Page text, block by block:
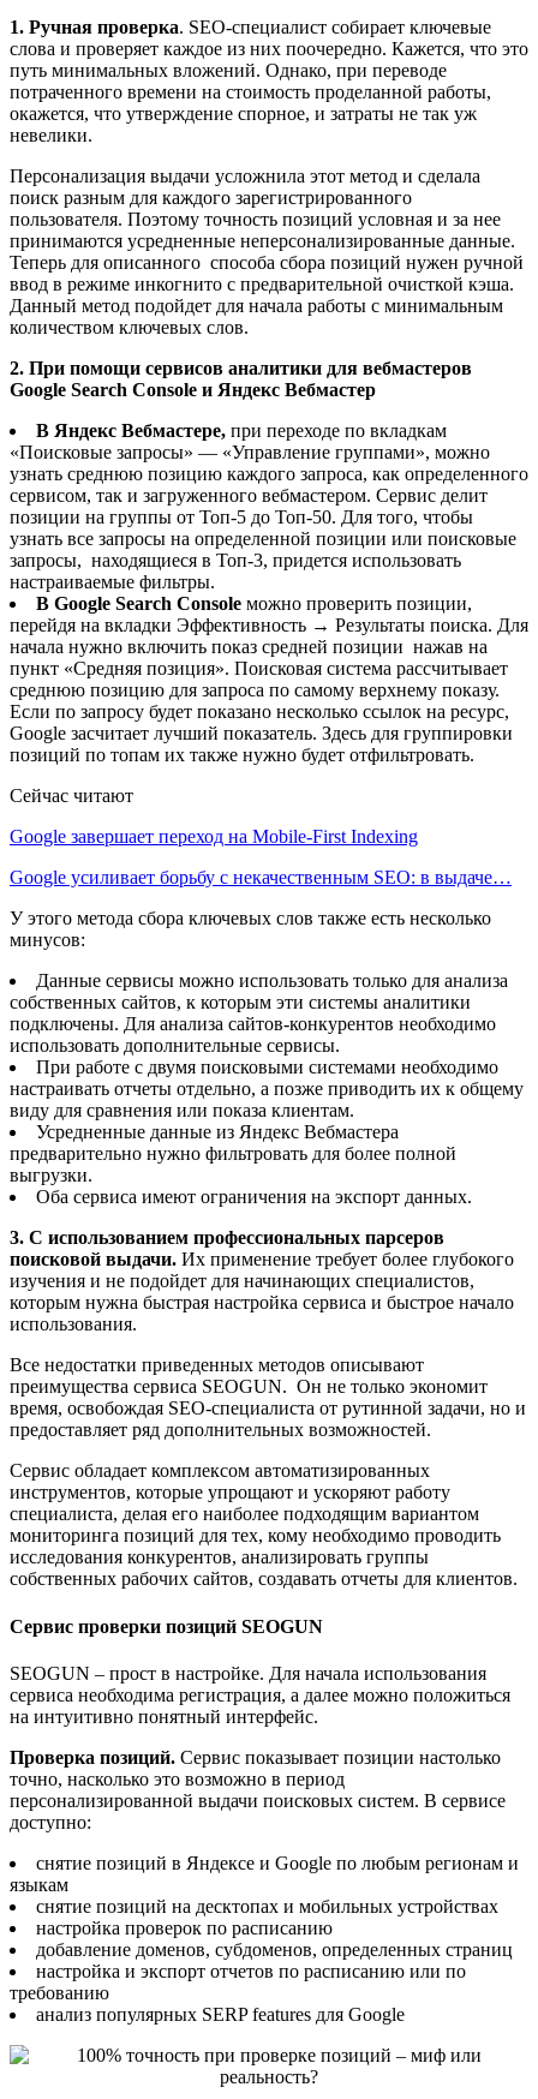
1. Ручная проверка. SEO-специалист собирает ключевые
слова и проверяет каждое из них поочередно. Кажется, что это
путь минимальных вложений. Однако, при переводе
потраченного времени на стоимость проделанной работы,
окажется, что утверждение спорное, и затраты не так уж
невелики.
Персонализация выдачи усложнила этот метод и сделала
поиск разным для каждого зарегистрированного
пользователя. Поэтому точность позиций условная и за нее
принимаются усредненные неперсонализированные данные.
Теперь для описанного способа сбора позиций нужен ручной
ввод в режиме инкогнито с предварительной очисткой кэша.
Данный метод подойдет для начала работы с минимальным
количеством ключевых слов.
2. При помощи сервисов аналитики для вебмастеров
Google Search Console и Яндекс Вебмастер
В Яндекс Вебмастере, при переходе по вкладкам
«Поисковые запросы» — «Управление группами», можно
узнать среднюю позицию каждого запроса, как определенного
сервисом, так и загруженного вебмастером. Сервис делит
позиции на группы от Топ-5 до Топ-50. Для того, чтобы
узнать все запросы на определенной позиции или поисковые
запросы, находящиеся в Топ-3, придется использовать
настраиваемые фильтры.
В Google Search Console можно проверить позиции,
перейдя на вкладки Эффективность → Результаты поиска. Для
начала нужно включить показ средней позиции нажав на
пункт «Средняя позиция». Поисковая система рассчитывает
среднюю позицию для запроса по самому верхнему показу.
Если по запросу будет показано несколько ссылок на ресурс,
Google засчитает лучший показатель. Здесь для группировки
позиций по топам их также нужно будет отфильтровать.
Сейчас читают
Google завершает переход на Mobile-First Indexing
Google усиливает борьбу с некачественным SEO: в выдаче…
У этого метода сбора ключевых слов также есть несколько
минусов:
Данные сервисы можно использовать только для анализа
собственных сайтов, к которым эти системы аналитики
подключены. Для анализа сайтов-конкурентов необходимо
использовать дополнительные сервисы.
При работе с двумя поисковыми системами необходимо
настраивать отчеты отдельно, а позже приводить их к общему
виду для сравнения или показа клиентам.
Усредненные данные из Яндекс Вебмастера
предварительно нужно фильтровать для более полной
выгрузки.
Оба сервиса имеют ограничения на экспорт данных.
3. С использованием профессиональных парсеров
поисковой выдачи. Их применение требует более глубокого
изучения и не подойдет для начинающих специалистов,
которым нужна быстрая настройка сервиса и быстрое начало
использования.
Все недостатки приведенных методов описывают
преимущества сервиса SEOGUN. Он не только экономит
время, освобождая SEO-специалиста от рутинной задачи, но и
предоставляет ряд дополнительных возможностей.
Сервис обладает комплексом автоматизированных
инструментов, которые упрощают и ускоряют работу
специалиста, делая его наиболее подходящим вариантом
мониторинга позиций для тех, кому необходимо проводить
исследования конкурентов, анализировать группы
собственных рабочих сайтов, создавать отчеты для клиентов.
Сервис проверки позиций SEOGUN
SEOGUN – прост в настройке. Для начала использования
сервиса необходима регистрация, а далее можно положиться
на интуитивно понятный интерфейс.
Проверка позиций. Сервис показывает позиции настолько
точно, насколько это возможно в период
персонализированной выдачи поисковых систем. В сервисе
доступно:
снятие позиций в Яндексе и Google по любым регионам и
языкам
снятие позиций на десктопах и мобильных устройствах
настройка проверок по расписанию
добавление доменов, субдоменов, определенных страниц
настройка и экспорт отчетов по расписанию или по
требованию
анализ популярных SERP features для Google